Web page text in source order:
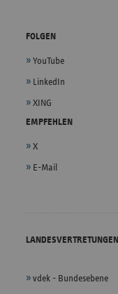
FOLGEN
YouTube
LinkedIn
XING
EMPFEHLEN
X
E-Mail
LANDESVERTRETUNGEN
vdek - Bundesebene